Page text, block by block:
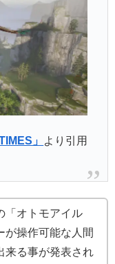
」 より引用
「オトモアイル
が操作可能な人間
来る事が発表され